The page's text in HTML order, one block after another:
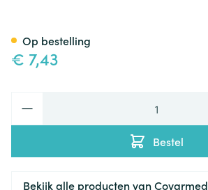
€ 7,43
Bestel
Op bestelling
Bekijk alle producten van Covarmed